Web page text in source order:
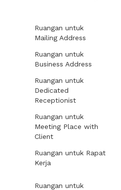
Ruangan untuk
Mailing Address
Ruangan untuk
Business Address
Ruangan untuk
Dedicated
Receptionist
Ruangan untuk
Meeting Place with
Client
Ruangan untuk Rapat
Kerja
Ruangan untuk